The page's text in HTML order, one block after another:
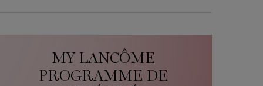
MY LANCÔME
PROGRAMME DE